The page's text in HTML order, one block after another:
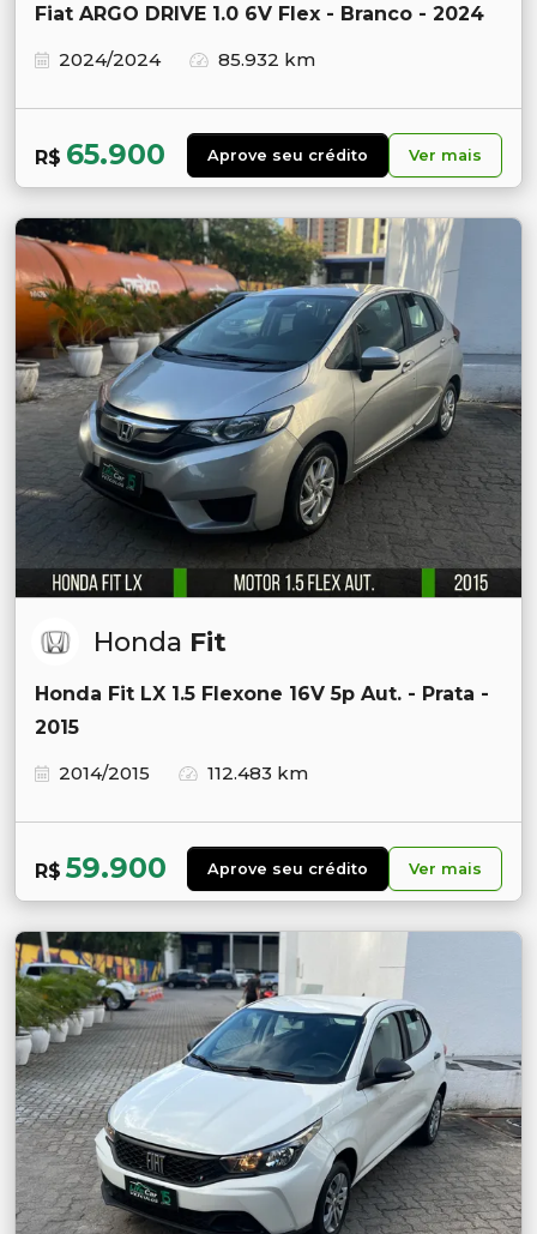
Fiat ARGO DRIVE 1.0 6V Flex - Branco - 2024
2024/2024
85.932 km
R$ 65.900 Aprove seu crédito Ver mais
Honda Fit
Honda Fit LX 1.5 Flexone 16V 5p Aut. - Prata -
2015
2014/2015
112.483 km
R$ 59.900 Aprove seu crédito Ver mais